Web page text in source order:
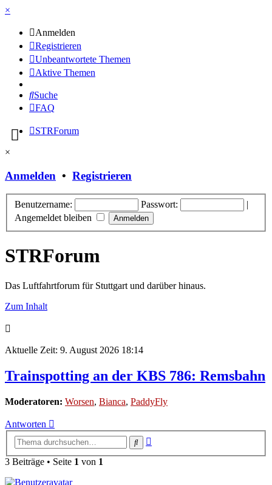
×
Anmelden
Registrieren
Unbeantwortete Themen
Aktive Themen
Suche
FAQ
STRForum
×
Anmelden • Registrieren
Benutzername: Passwort:
|
Angemeldet bleiben
STRForum
Das Luftfahrtforum für Stuttgart und darüber hinaus.
Zum Inhalt
Aktuelle Zeit: 9. August 2026 18:14
Trainspotting an der KBS 786: Remsbahn
Moderatoren: Worsen, Bianca, PaddyFly
Antworten
Suche
3 Beiträge • Seite 1 von 1